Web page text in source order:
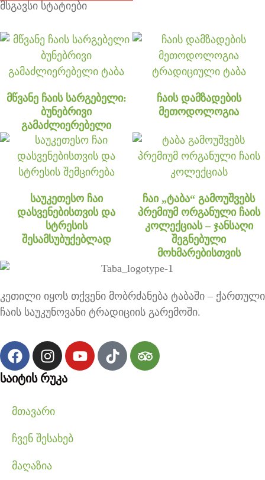
მსგავსი სტატიები
მწვანე ჩაის სარგებელი:
ბუნებრივი
გამაძლიერებელი
ჩაის დამზადების
მეთოდოლოგია
საუკეთესო ჩაი
დასვენებისთვის და
სტრესის
შესამსუბუქებლად
ჩაი „ტაბა“ გამოუშვებს
პრემიუმ ორგანული ჩაის
კოლექციას – ჯანსაღი
შეგნებული
მოხმარებისთვის
კეთილი იყოს თქვენი მობრძანება ტაბაში – ქართული
ჩაის საუკუნოვანი ტრადიციის გარემოში.
საიტის რუკა
მთავარი
ჩვენ შესახებ
მაღაზია